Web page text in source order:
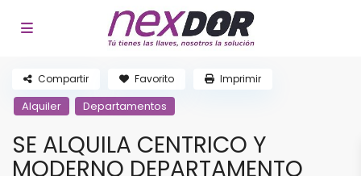
Alquiler Departamentos
SE ALQUILA CENTRICO Y
MODERNO DEPARTAMENTO
Compartir Favorito Imprimir